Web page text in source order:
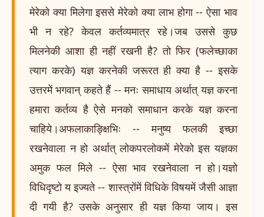
मेरेको क्या मिलेगा इससे मेरेको क्या लाभ होगा -- ऐसा भाव
भी न रहे? केवल कर्तव्यमात्र रहे।जब उससे कुछ
मिलनेकी आशा ही नहीं रखनी है? तो फिर (फलेच्छाका
त्याग करके) यज्ञ करनेकी जरूरत ही क्या है -- इसके
उत्तरमें भगवान् कहते हैं -- मनः समाधाय अर्थात् यज्ञ करना
हमारा कर्तव्य है ऐसे मनको समाधान करके यज्ञ करना
चाहिये।अफलाकाङ्क्षिभिः -- मनुष्य फलकी इच्छा
रखनेवाला न हो अर्थात् लोकपरलोकमें मेरेको इस यज्ञका
अमुक फल मिले -- ऐसा भाव रखनेवाला न हो।यज्ञो
विधिदृष्टो य इज्यते -- शास्त्रोंमें विधिके विषयमें जैसी आज्ञा
दी गयी है? उसके अनुसार ही यज्ञ किया जाय। इस